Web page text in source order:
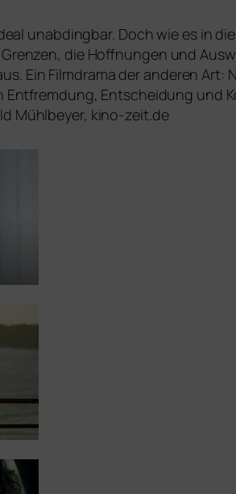
unab­ding­bar. Doch wie es in
die Hoffnungen und
Ein Filmdrama der ande­ren
Entscheidung und
Mühlbeyer, kino-zeit.de